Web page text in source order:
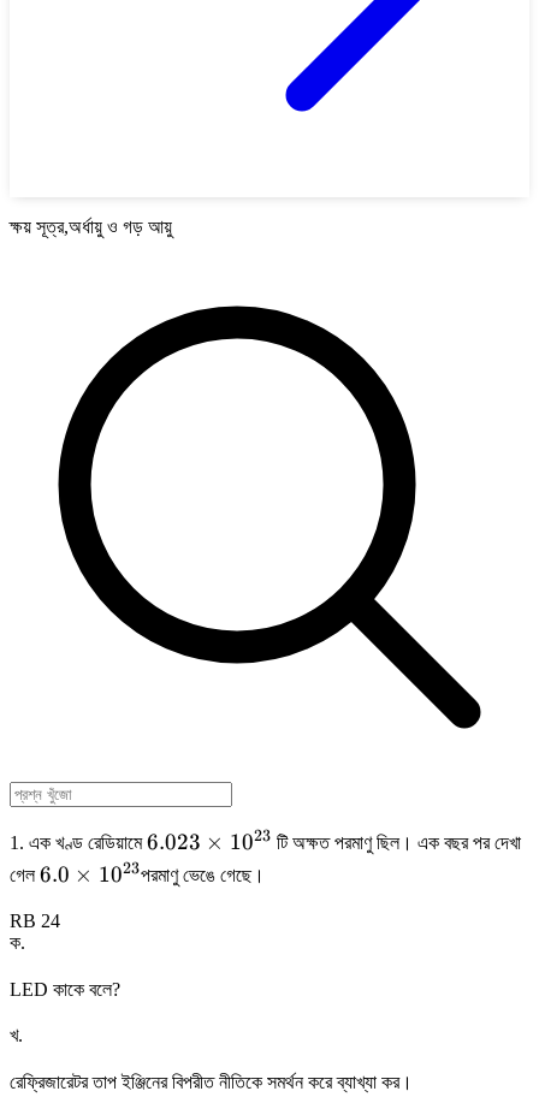
ক্ষয় সূত্র,অর্ধায়ু ও গড় আয়ু
1. এক খণ্ড রেডিয়ামে6.023
\times
6.023 × 1023 টি অক্ষত পরমাণু ছিল। এক বছর পর দেখা
গেল6.0\times
6.0 × 1023পরমাণু ভেঙে গেছে।
RB 24
ক.
LED কাকে বলে?
খ.
রেফ্রিজারেটর তাপ ইঞ্জিনের বিপরীত নীতিকে সমর্থন করে ব্যাখ্যা কর।